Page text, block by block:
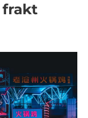
frakt